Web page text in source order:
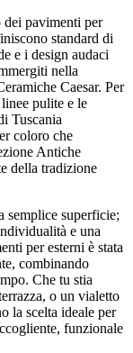
dei pavimenti per
standard di
e i design audaci
nella
Caesar. Per
pulite e le
Tuscania
coloro che
Antiche
della tradizione
semplice superficie;
e una
per esterni è stata
combinando
Che tu stia
o un vialetto
la scelta ideale per
funzionale